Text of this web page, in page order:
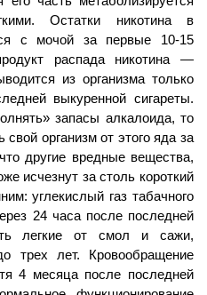
Остатки никотина в
с мочой за первые 10-15
распада никотина —
из организма только
выкуренной сигареты.
запасы алкалоида, то
организм от этого яда за
другие вредные вещества,
исчезнут за столь короткий
углекислый газ табачного
24 часа после последней
легкие от смол и сажи,
трех лет. Кровообращение
4 месяца после последней